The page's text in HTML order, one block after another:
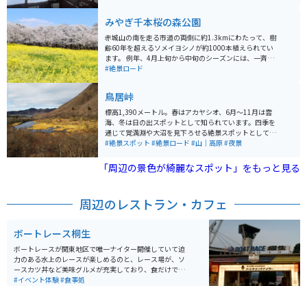
開」、夏には「風鈴まつり」など、季節ごとに異なるイ
ベントが開催されるため、年間を通じて訪れる楽しみが
あります。特に、5月には新緑の美しさが床に映し出され
る様子を楽しむことができます。寺院の周辺には鳴神山
などの自然も豊かで、散策を楽しむのにも最適です。 床
場はありますが少々歩きます。混雑するシーズンにはも
う少し遠くの駐車場に止めるか、臨時駐車場からのシャ
トルバスで行くことになります。
みやぎ千本桜の森公園
赤城山の南を走る市道の両側に約1.3kmにわたって、樹
齢60年を超えるソメイヨシノが約1000本植えられてい
ます。 例年、4月上旬から中旬のシーズンには、一斉に
咲き誇り、桜のトンネルを作り上げます。「日本のさく
面千本桜まつり」が開催され、郷土芸能発表や農産物直
売が行われ夜にはライトアップされます。
#絶景ロード
鳥居峠
標高1,390メートル。春はアカヤシオ、6月～11月は雲
海、冬は日の出スポットとして知られています。四季を
通じて覚満淵や大沼を見下ろせる絶景スポットとしても
人気を集めています。 かつては、水沼(現桐生市)から、
たどり着く赤城山登拝の道があり、昭和30年代には利平
茶屋と鳥居峠を結ぶ地上ケーブルカーが運行していまし
ともできます。
#絶景スポット #絶景ロード #山｜高原#夜景
「周辺の景色が綺麗なスポット」をもっと見る
周辺のレストラン・カフェ
ボートレース桐生
ボートレースが関東地区で唯一ナイター開催していて迫
力のある水上のレースが楽しめるのと、レース場が、ソ
ースカツ丼など美味グルメが充実しており、食だけでも
楽しめる また、従業員をキャスト、お客様をゲストと
#イベント体験#食事処